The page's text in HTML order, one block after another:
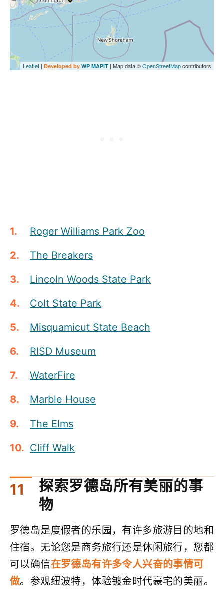
Leaflet | Developed by WP MAPIT | Map data ©OpenStreetMapcontributors
Roger Williams Park Zoo
The Breakers
Lincoln Woods State Park
Colt State Park
Misquamicut State Beach
RISD Museum
WaterFire
Marble House
The Elms
Cliff Walk
探索罗德岛所有美丽的事
物
罗德岛是度假者的乐园，有许多旅游目的地和
住宿。无论您是商务旅行还是休闲旅行，您都
可以确信在罗德岛有许多令人兴奋的事情可
做。参观纽波特，体验镀金时代豪宅的美丽。